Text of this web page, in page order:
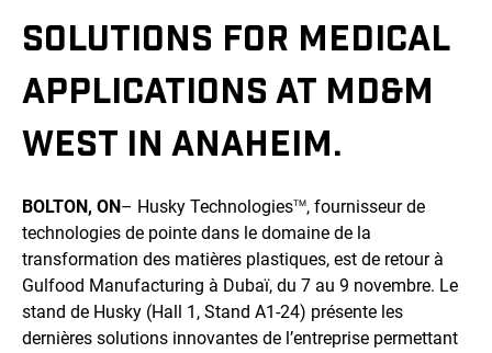
SOLUTIONS FOR MEDICAL
APPLICATIONS AT MD&M
WEST IN ANAHEIM.
BOLTON, ON – Husky TechnologiesTM, fournisseur de
technologies de pointe dans le domaine de la
transformation des matières plastiques, est de retour à
Gulfood Manufacturing à Dubaï, du 7 au 9 novembre. Le
stand de Husky (Hall 1, Stand A1-24) présente les
dernières solutions innovantes de l’entreprise permettant